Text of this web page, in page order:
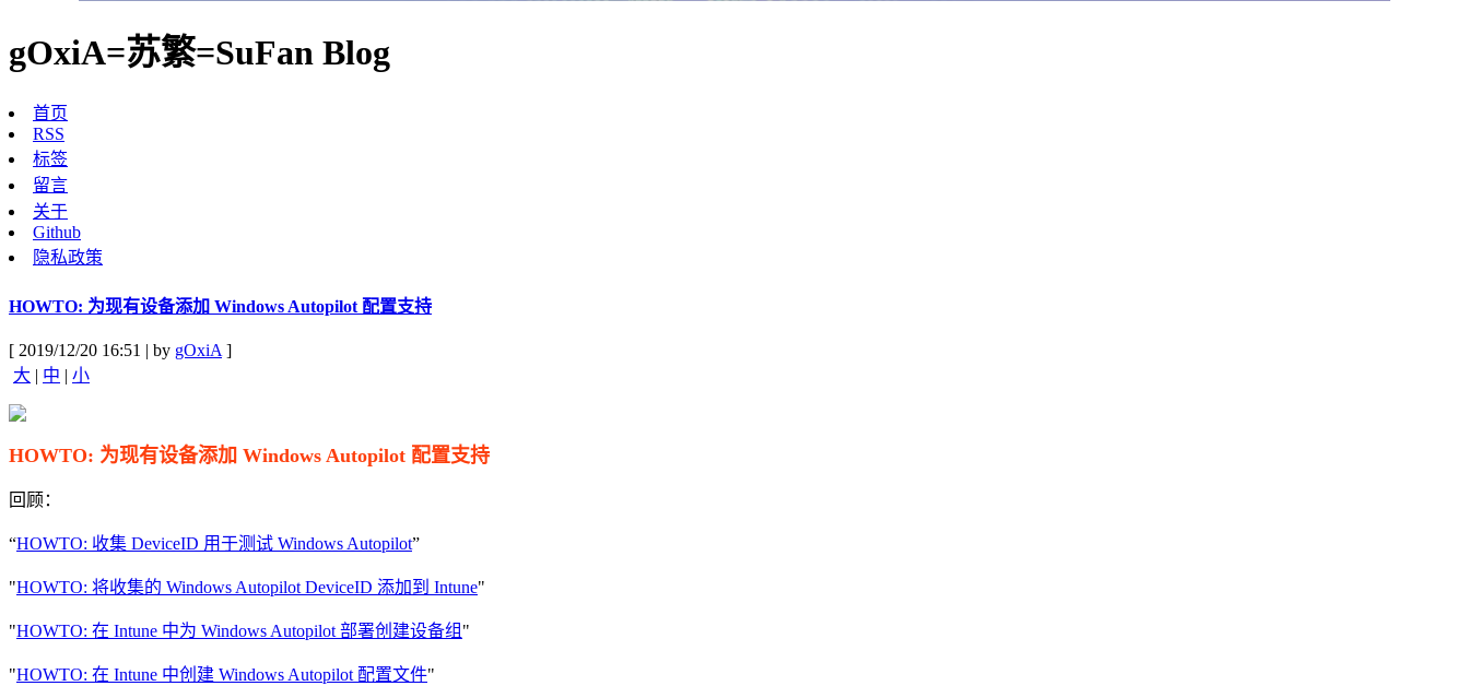
gOxiA=苏繁=SuFan Blog
首页
RSS
标签
留言
关于
Github
隐私政策
HOWTO: 为现有设备添加 Windows Autopilot 配置支持
[ 2019/12/20 16:51 | by gOxiA]
大 | 中 | 小
HOWTO: 为现有设备添加 Windows Autopilot 配置支持
回顾：
“HOWTO: 收集 DeviceID 用于测试 Windows Autopilot”
"HOWTO: 将收集的 Windows Autopilot DeviceID 添加到 Intune"
"HOWTO: 在 Intune 中为 Windows Autopilot 部署创建设备组 "
"HOWTO: 在 Intune 中创建 Windows Autopilot 配置文件"